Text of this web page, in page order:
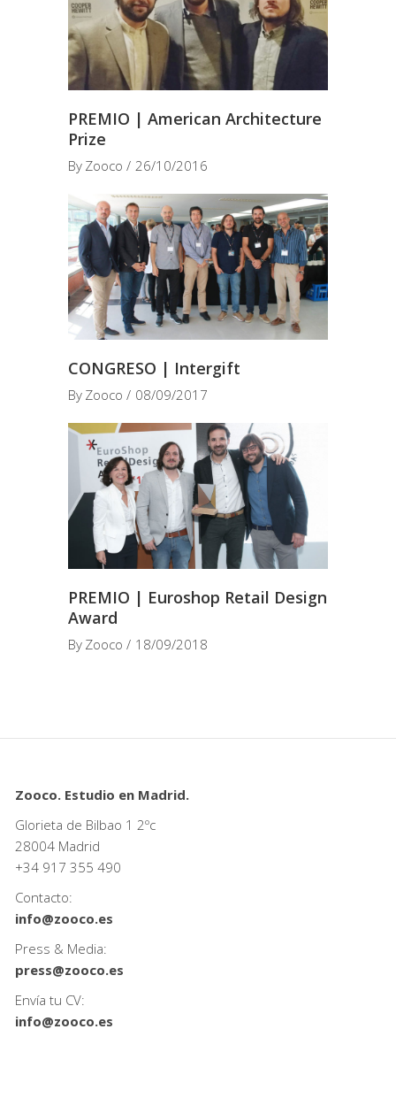
PREMIO | American Architecture
Prize
By Zooco 26/10/2016
CONGRESO | Intergift
By Zooco 08/09/2017
PREMIO | Euroshop Retail Design
Award
By Zooco 18/09/2018
Zooco. Estudio en Madrid.
Glorieta de Bilbao 1 2ºc
28004 Madrid
+34 917 355 490
Contacto:
info@zooco.es
Press & Media:
press@zooco.es
Envía tu CV:
info@zooco.es